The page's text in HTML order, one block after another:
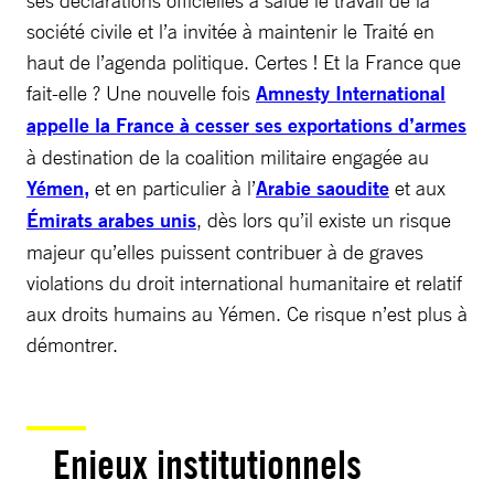
société civile et l’a invitée à maintenir le Traité en
haut de l’agenda politique. Certes ! Et la France que
fait-elle ? Une nouvelle fois Amnesty International
appelle la France à cesser ses exportations d’armes
à destination de la coalition militaire engagée au
Yémen, et en particulier à l’Arabie saoudite et aux
Émirats arabes unis, dès lors qu’il existe un risque
majeur qu’elles puissent contribuer à de graves
violations du droit international humanitaire et relatif
aux droits humains au Yémen. Ce risque n’est plus à
démontrer.
Enjeux institutionnels